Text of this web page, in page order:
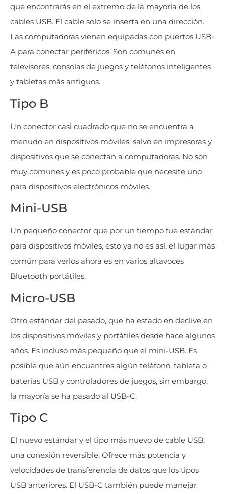
que encontrarás en el extremo de la mayoría de los
cables USB. El cable solo se inserta en una dirección.
Las computadoras vienen equipadas con puertos USB-
A para conectar periféricos. Son comunes en
televisores, consolas de juegos y teléfonos inteligentes
y tabletas más antiguos.
Tipo B
Un conector casi cuadrado que no se encuentra a
menudo en dispositivos móviles, salvo en impresoras y
dispositivos que se conectan a computadoras. No son
muy comunes y es poco probable que necesite uno
para dispositivos electrónicos móviles.
Mini-USB
Un pequeño conector que por un tiempo fue estándar
para dispositivos móviles, esto ya no es así, el lugar más
común para verlos ahora es en varios altavoces
Bluetooth portátiles.
Micro-USB
Otro estándar del pasado, que ha estado en declive en
los dispositivos móviles y portátiles desde hace algunos
años. Es incluso más pequeño que el mini-USB. Es
posible que aún encuentres algún teléfono, tableta o
baterías USB y controladores de juegos, sin embargo,
la mayoría se ha pasado al USB-C.
Tipo C
El nuevo estándar y el tipo más nuevo de cable USB,
una conexión reversible. Ofrece más potencia y
velocidades de transferencia de datos que los tipos
USB anteriores. El USB-C también puede manejar